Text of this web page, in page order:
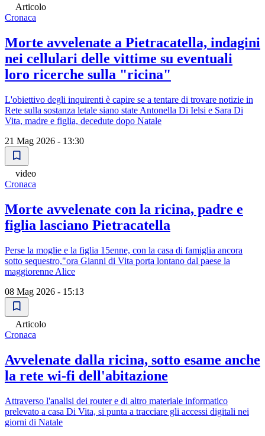
Articolo
Cronaca
Morte avvelenate a Pietracatella, indagini
nei cellulari delle vittime su eventuali
loro ricerche sulla "ricina"
L'obiettivo degli inquirenti è capire se a tentare di trovare notizie in
Rete sulla sostanza letale siano state Antonella Di Ielsi e Sara Di
Vita, madre e figlia, decedute dopo Natale
21 Mag 2026 - 13:30
video
Cronaca
Morte avvelenate con la ricina, padre e
figlia lasciano Pietracatella
Perse la moglie e la figlia 15enne, con la casa di famiglia ancora
sotto sequestro,"ora Gianni di Vita porta lontano dal paese la
maggiorenne Alice
08 Mag 2026 - 15:13
Articolo
Cronaca
Avvelenate dalla ricina, sotto esame anche
la rete wi-fi dell'abitazione
Attraverso l'analisi dei router e di altro materiale informatico
prelevato a casa Di Vita, si punta a tracciare gli accessi digitali nei
giorni di Natale